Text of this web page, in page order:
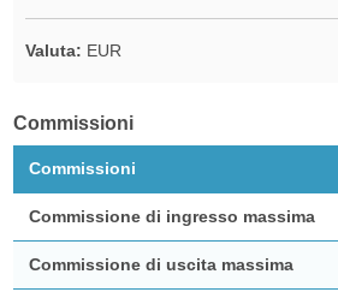
Valuta: EUR
Commissioni
Commissioni
Commissione di ingresso massima
Commissione di uscita massima